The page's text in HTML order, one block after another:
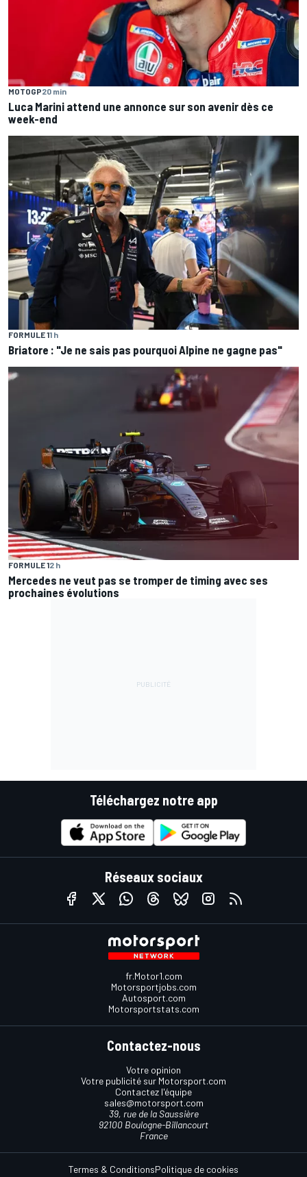
MOTOGP20 min
Luca Marini attend une annonce sur son avenir dès ce
week-end
FORMULE 11 h
Briatore : "Je ne sais pas pourquoi Alpine ne gagne pas"
FORMULE 12 h
Mercedes ne veut pas se tromper de timing avec ses
prochaines évolutions
Téléchargez notre app
Réseaux sociaux
fr.Motor1.com
Motorsportjobs.com
Autosport.com
Motorsportstats.com
Contactez-nous
Votre opinion
Votre publicité sur Motorsport.com
Contactez l'équipe
sales@motorsport.com
39, rue de la Saussière
92100 Boulogne-Billancourt
France
Termes & ConditionsPolitique de cookies